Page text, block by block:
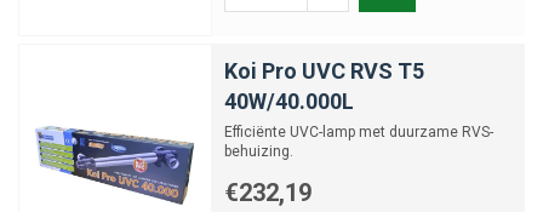
Koi Pro UVC RVS T5
40W/40.000L
Efficiënte UVC-lamp met duurzame RVS-
behuizing.
€232,19